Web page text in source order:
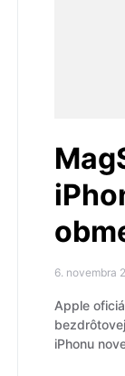
6. novembra
Apple
iPhonu